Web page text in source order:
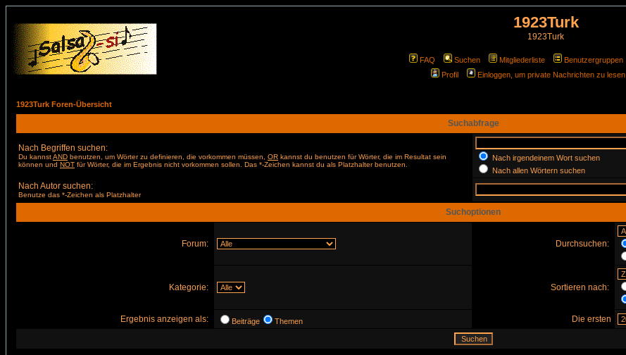
1923Turk
1923Turk
FAQ Suchen Mitgliederliste Benutzergruppen
Profil
Einloggen, um private Nachrichten zu lesen
1923Turk Foren-Übersicht
Suchabfrage
Nach Begriffen suchen:
Du kannstAND benutzen, um Wörter zu definieren, die vorkommen müssen, OR kannst du benutzen für Wörter, die im Resultat sein
können und NOT für Wörter, die im Ergebnis nicht vorkommen sollen. Das *-Zeichen kannst du als Platzhalter benutzen.
Nach irgendeinem Wort suchen
Nach allen Wörtern suchen
Nach Autor suchen:
Benutze das *-Zeichen als Platzhalter
Suchoptionen
Forum: Durchsuchen:
Kategorie: Sortieren nach:
Ergebnis anzeigen als: Beiträge Themen Die ersten